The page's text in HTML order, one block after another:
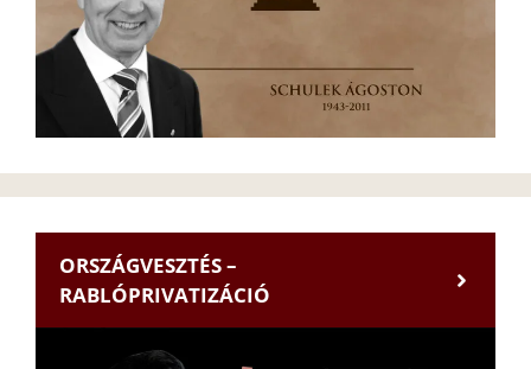
ORSZÁGVESZTÉS –
RABLÓPRIVATIZÁCIÓ